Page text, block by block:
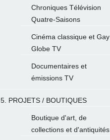
Chroniques Télévision
Quatre-Saisons
Cinéma classique et Gay
Globe TV
Documentaires et
émissions TV
5. PROJETS / BOUTIQUES
Boutique d'art, de
collections et d'antiquités